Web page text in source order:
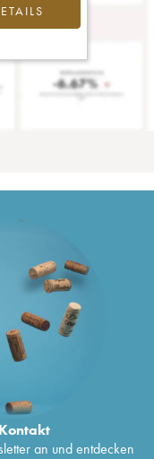
an und entdecken